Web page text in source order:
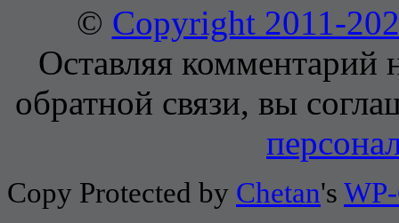
© Copyright 2011-
Оставляя комментарий
обратной связи, вы
Copy Protected by Chetan's